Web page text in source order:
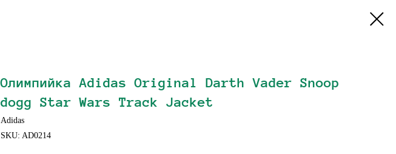
Олимпийка Adidas Original Darth Vader Snoop
dogg Star Wars Track Jacket
Adidas
SKU: AD0214